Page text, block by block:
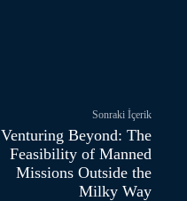
Sonraki İçerik
Venturing Beyond: The
Feasibility of Manned
Missions Outside the
Milky Way